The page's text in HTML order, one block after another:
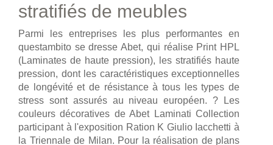
stratifiés de meubles
Parmi les entreprises les plus performantes en
questambito se dresse Abet, qui réalise Print HPL
(Laminates de haute pression), les stratifiés haute
pression, dont les caractéristiques exceptionnelles
de longévité et de résistance à tous les types de
stress sont assurés au niveau européen. ? Les
couleurs décoratives de Abet Laminati Collection
participant à l'exposition Ration K Giulio Iacchetti à
la Triennale de Milan. Pour la réalisation de plans